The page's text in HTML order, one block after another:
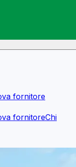
fornitore
fornitoreChi